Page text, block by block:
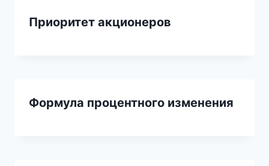
Приоритет акционеров
Формула процентного изменения